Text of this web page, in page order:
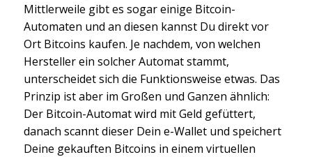
Mittlerweile gibt es sogar einige Bitcoin-
Automaten und an diesen kannst Du direkt vor
Ort Bitcoins kaufen. Je nachdem, von welchen
Hersteller ein solcher Automat stammt,
unterscheidet sich die Funktionsweise etwas. Das
Prinzip ist aber im Großen und Ganzen ähnlich:
Der Bitcoin-Automat wird mit Geld gefüttert,
danach scannt dieser Dein e-Wallet und speichert
Deine gekauften Bitcoins in einem virtuellen